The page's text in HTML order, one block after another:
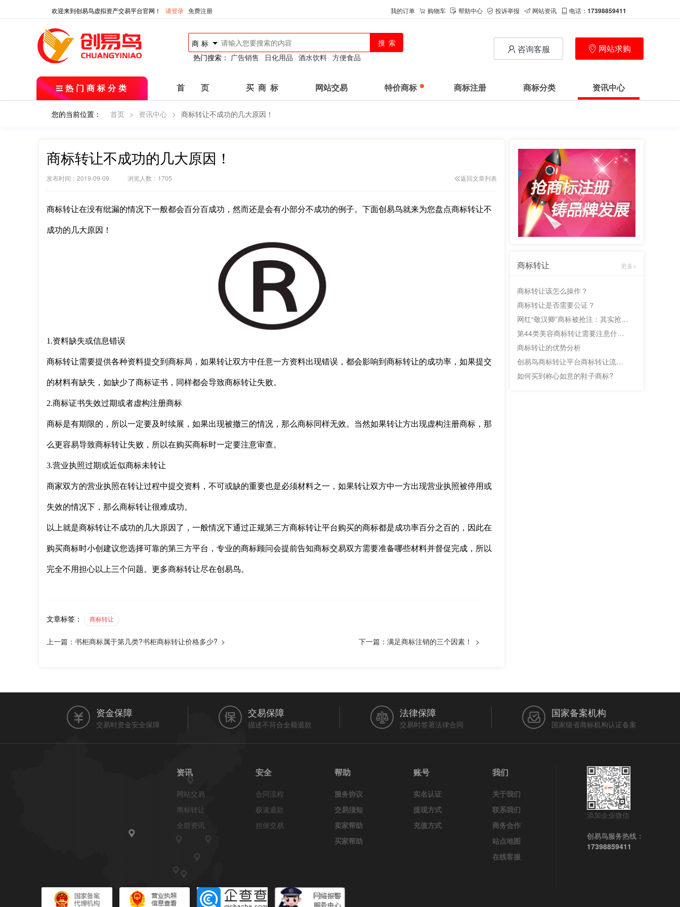
欢迎来到创易鸟虚拟资产交易平台官网！ 请登录 免费注册 我的订单 购物车 帮助中心 投诉举报 网站资讯 电话： 17398859411
商标
热门搜索： 广告销售 日化用品 酒水饮料 方便食品
咨询客服 网站求购
热门商标分类 首 页 买 商 标 网站交易 特价商标 商标注册 商标分类 资讯中心
您的当前位置： 首页 > 资讯中心 > 商标转让不成功的几大原因！
商标转让不成功的几大原因！
发布时间：2019-09-09 浏览人数：1705 返回文章列表
商标转让在没有纰漏的情况下一般都会百分百成功，然而还是会有小部分不成功的例子。下面创易鸟就来为您盘点商标转让不
成功的几大原因！
1.资料缺失或信息错误
商标转让需要提供各种资料提交到商标局，如果转让双方中任意一方资料出现错误，都会影响到商标转让的成功率，如果提交
的材料有缺失，如缺少了商标证书，同样都会导致商标转让失败。
2.商标证书失效过期或者虚构注册商标
商标是有期限的，所以一定要及时续展，如果出现被撤三的情况，那么商标同样无效。当然如果转让方出现虚构注册商标，那
么更容易导致商标转让失败，所以在购买商标时一定要注意审查。
3.营业执照过期或近似商标未转让
商家双方的营业执照在转让过程中提交资料，不可或缺的重要也是必须材料之一，如果转让双方中一方出现营业执照被停用或
失效的情况下，那么商标转让很难成功。
以上就是商标转让不成功的几大原因了，一般情况下通过正规第三方商标转让平台购买的商标都是成功率百分之百的，因此在
购买商标时小创建议您选择可靠的第三方平台，专业的商标顾问会提前告知商标交易双方需要准备哪些材料并督促完成，所以
完全不用担心以上三个问题。更多商标转让尽在创易鸟。
文章标签： 商标转让
上一篇：书柜商标属于第几类?书柜商标转让价格多少? > 下一篇：满足商标注销的三个因素！ >
商标转让 更多>
商标转让该怎么操作？
商标转让是否需要公证？
网红“敬汉卿”商标被抢注：其实抢注并没那么可怕
第44类美容商标转让需要注意什么问题?
商标转让的优势分析
创易鸟商标转让平台商标转让流程说明
如何买到称心如意的鞋子商标?
资金保障
交易时资金安全保障
交易保障
描述不符合全额退款
法律保障
交易时签署法律合同
国家备案机构
国家级省商标机构认证备案
资讯
网站交易
商标转让
全部资讯
安全
合同流程
极速退款
担保交易
帮助
服务协议
交易须知
卖家帮助
买家帮助
账号
实名认证
提现方式
充值方式
我们
关于我们
联系我们
商务合作
站点地图
在线客服
添加企业微信
创易鸟服务热线：
17398859411